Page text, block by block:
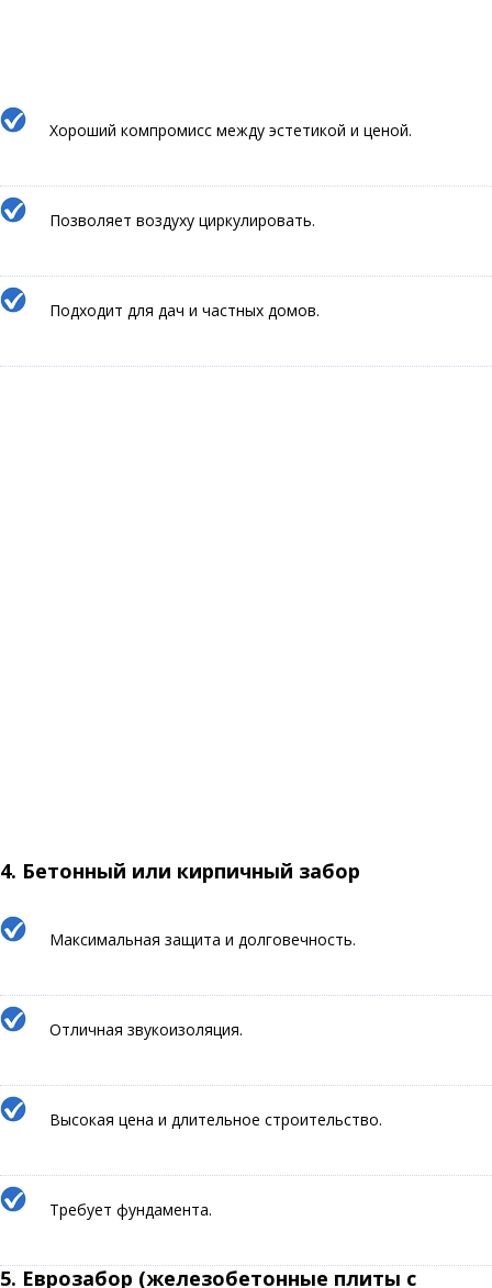
Хороший компромисс между эстетикой и ценой.
Позволяет воздуху циркулировать.
Подходит для дач и частных домов.
4. Бетонный или кирпичный забор
Максимальная защита и долговечность.
Отличная звукоизоляция.
Высокая цена и длительное строительство.
Требует фундамента.
5. Еврозабор (железобетонные плиты с